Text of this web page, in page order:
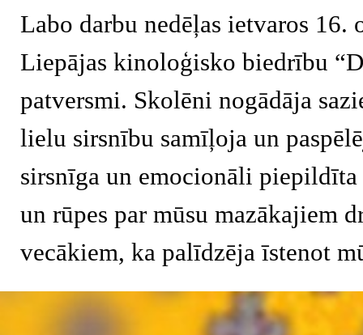
Labo darbu nedēļas ietvaros
Liepājas kinoloģisko biedrību
patversmi. Skolēni nogādāja
lielu sirsnību samīļoja un
sirsnīga un emocionāli
un rūpes par mūsu mazākajiem
vecākiem, ka palīdzēja īstenot